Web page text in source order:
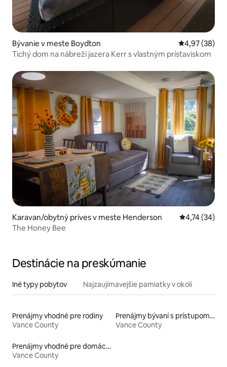
Bývanie v meste Boydton Priemerné
4,97 (38)
Tichý dom na nábreží jazera Kerr s vlastným prístaviskom
Karavan/obytný príves v meste Henderson Priemerné
4,74 (34)
The Honey Bee
Destinácie na preskúmanie
Iné typy pobytov Najzaujímavejšie pamiatky v okolí
Prenájmy vhodné pre rodiny
Vance County
Prenájmy bývaní s prístupom k jazeru
Vance County
Prenájmy vhodné pre domáce zvieratá
Vance County